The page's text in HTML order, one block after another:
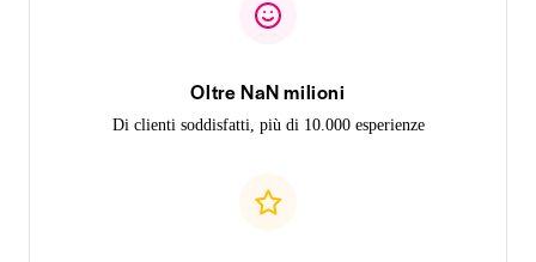
Oltre NaN milioni
Di clienti soddisfatti, più di 10.000 esperienze